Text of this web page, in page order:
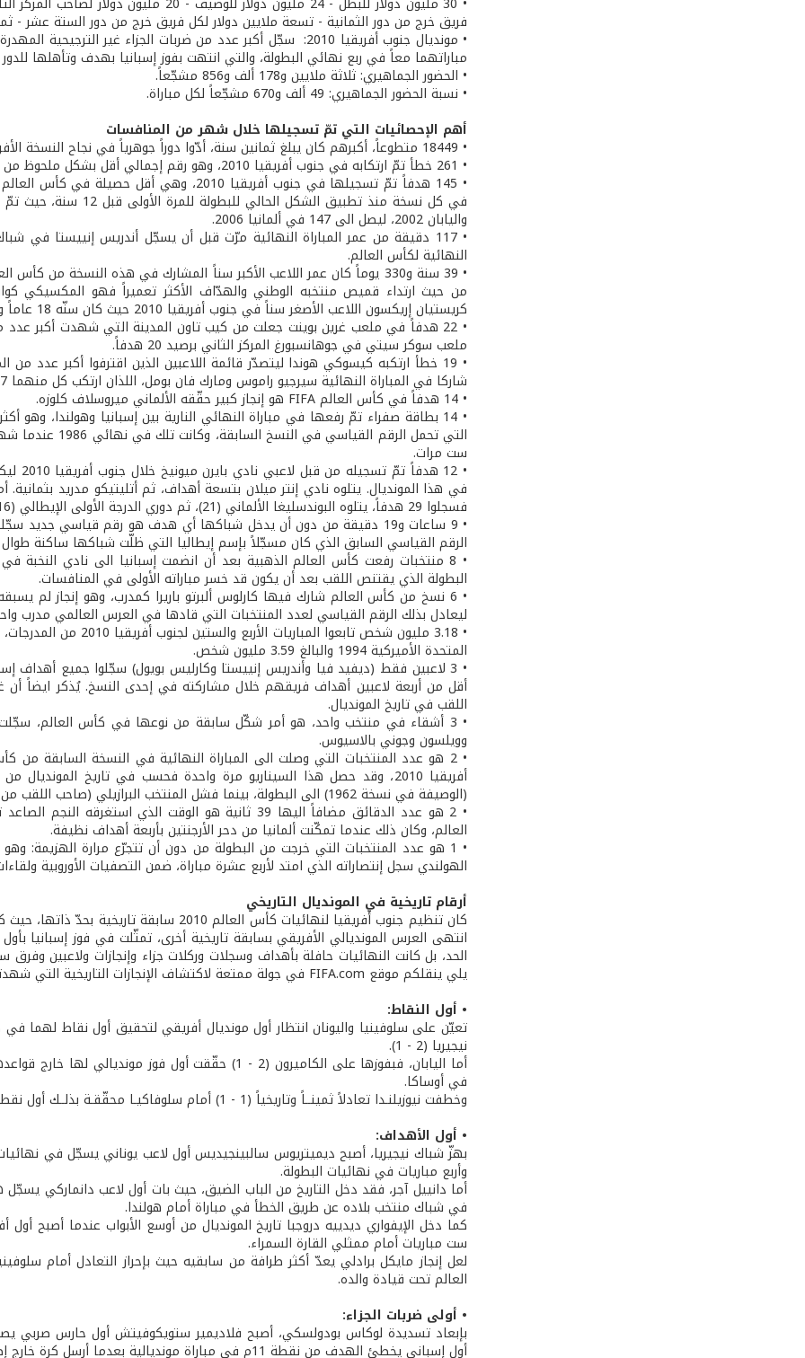
فريق خرج من دور الثمانية - تسعة ملايين دولار لكل فريق خرج من دور الستة عشر -
مباراتهما معاً في ربع نهائي البطولة، والتي انتهت بفوز إسبانيا بهدف وتأهلها
• الحضور الجماهيري: ثلاثة ملايين و178 ألف و856 مشجّعاً.
• نسبة الحضور الجماهيري: 49 ألف و670 مشجّعاً لكل مباراة.
أهم الإحصائيات التي تمّ تسجيلها خلال شهر من المنافسات
• 18449 متطوعاً، أكبرهم كان يبلغ ثمانين سنة، أدّوا دوراً جوهرياً في نجاح النسخة الأفريقية من كأس العالم.
• 261 خطأ تمّ ارتكابه في جنوب أفريقيا 2010، وهو رقم إجمالي أقل بشكل ملحوظ من ألمانيا 2006 التي بلغ فيها عدد المخالفات 346.
واليابان 2002، ليصل الى 147 في ألمانيا 2006.
• 117 دقيقة من عمر المباراة النهائية مرّت قبل أن يسجّل أندريس إنييستا في
النهائية لكأس العالم.
• 39 سنة و330 يوماً كان عمر اللاعب الأكبر سناً المشارك في هذه النسخة
كريستيان إريكسون اللاعب الأصغر سناً في جنوب أفريقيا 2010 حيث كان سنّه 18 عاماً و120 يوماً.
• 22 هدفاً في ملعب غرين بوينت جعلت من كيب تاون المدينة التي شهدت أكبر
ملعب سوكر سيتي في جوهانسبورغ المركز الثاني برصيد 20 هدفاً.
• 19 خطأ ارتكبه كيسوكي هوندا ليتصدّر قائمة اللاعبين الذين اقترفوا أكبر عدد
شاركا في المباراة النهائية سيرجيو راموس ومارك فان بومل، اللذان ارتكب كل منهما 17 خطأ.
• 14 هدفاً في كأس العالم FIFA هو إنجاز كبير حقّقه الألماني ميروسلاف كلوزه.
• 14 بطاقة صفراء تمّ رفعها في مباراة النهائي النارية بين إسبانيا وهولندا،
التي تحمل الرقم
ست مرات.
• 12
في هذا المونديال. يتلوه نادي إنتر ميلان بتسعة أهداف، ثم أتليتيكو مدريد
فسجلوا 29 هدفاً، يتلوه البوندسليغا الألماني (21)، ثم دوري الدرجة الأولى الإيطالي (16) والدوري الإنكليزي الممتاز (12).
• 9 ساعات و19 دقيقة من دون أن يدخل شباكها أي هدف هو رقم قياسي
الرقم القياسي السابق الذي كان مسجّلاً بإسم إيطاليا التي ظلّت شباكها ساكنة طوال 550
• 8 منتخبات رفعت كأس العالم الذهبية بعد أن انضمت إسبانيا الى نادي النخبة
البطولة الذي يقتنص اللقب بعد أن يكون قد خسر مباراته الأولى في المنافسات.
• 6 نسخ من كأس العالم شارك فيها كارلوس ألبرتو باريرا كمدرب، وهو إنجاز لم
ليعادل بذلك الرقم القياسي لعدد المنتخبات التي قادها في العرس العالمي مدرب
• 3.18 مليون شخص تابعوا
المتحدة الأميركية 1994 والبالغ 3.59 مليون شخص.
أقل من أربعة لاعبين أهداف فريقهم خلال مشاركته في إحدى النسخ. يُذكر ايضاً أن
اللقب في تاريخ المونديال.
• 3 أشقاء في منتخب واحد، هو أمر شكّل سابقة من نوعها في كأس العالم،
وويلسون وجوني بالاسيوس.
(الوصيفة في نسخة 1962) الى البطولة، بينما فشل المنتخب البرازيلي (صاحب اللقب من النسخة السابقة) في التأهل الى الدور الثاني.
• 2 هو عدد الدقائق مضافاً اليها 39 ثانية هو الوقت
العالم، وكان ذلك عندما تمكّنت ألمانيا من دحر الأرجنتين بأربعة أهداف نظيفة.
• 1 هو عدد المنتخبات التي خرجت من البطولة من دون أن تتجرّع مرارة الهزيمة:
الهولندي سجل إنتصاراته الذي امتد لأربع عشرة مباراة، ضمن التصفيات الأوروبية
أرقام تاريخية في المونديال التاريخي
كان تنظيم جنوب أفريقيا لنهائيات كأس العالم
انتهى العرس المونديالي الأفريقي بسابقة تاريخية أخرى، تمثّلت في فوز إسبانيا
الحد، بل كانت النهائيات حافلة بأهداف وسجلات وركلات جزاء وإنجازات ولاعبين
يلي ينقلكم موقع FIFA.com في جولة ممتعة لاكتشاف الإنجازات التاريخية التي شهدتها نهائيات بلاد قوس قزح.
• أول النقاط:
نيجيريا (2 - 1).
أما اليابان، فبفوزها على الكاميرون (2 - 1) حقّقت أول
في أوساكا.
وخطفت نيوزيلنـدا تعادلاً ثمينــاً وتاريخياً (1 - 1) أمام سلوفاكيـا محقّقـة بذلــك أول نقطــة في تاريــخ مشاركاتـهـا في نهـائيـات كأس العالم.
• أول الأهداف:
وأربع مباريات في نهائيات البطولة.
أما دانييل آجر، فقد دخل التاريخ من الباب الضيق، حيث بات أول لاعب دانماركي
في شباك منتخب بلاده عن طريق الخطأ في مباراة أمام هولندا.
كما دخل الإيفواري ديدييه دروجبا تاريخ المونديال من أوسع الأبواب عندما أصبح
ست مباريات أمام ممثلي القارة السمراء.
العالم تحت قيادة والده.
• أولى ضربات الجزاء:
بإبعاد تسديدة لوكاس بودولسكي، أصبح فلاديمير ستويكوفيتش أول حارس صربي
أول إسباني يخطئ الهدف من نقطة 11م في مباراة مونديالية بعدما أرسل كرة خارج إطار المرمى.